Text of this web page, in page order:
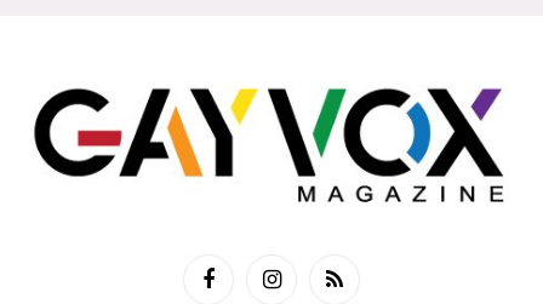
FacebookInstagramRSS